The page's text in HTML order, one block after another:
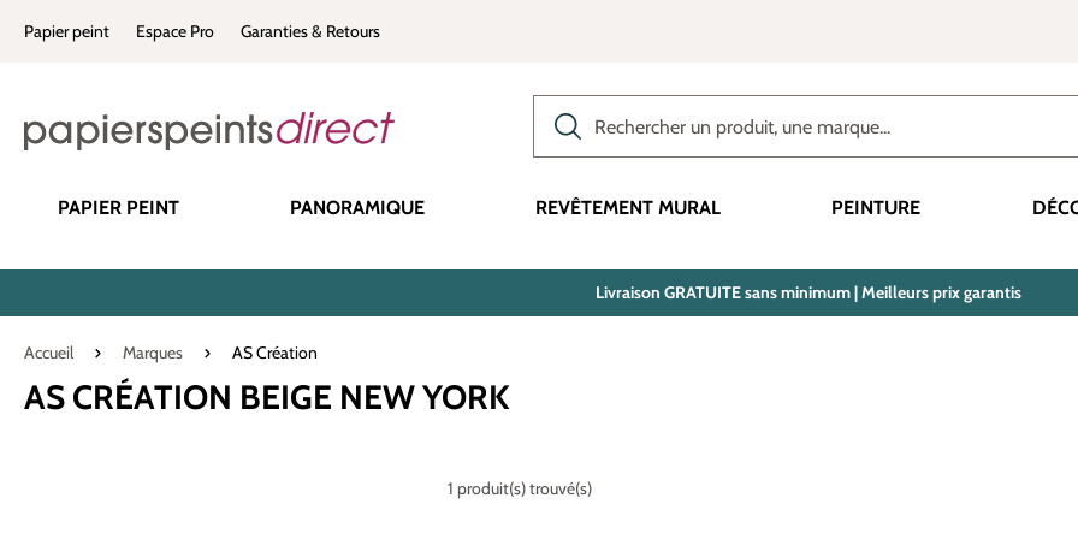
Passer à la navigation principale
Papier peint Espace Pro Garanties & Retours
PAPIER PEINT PANORAMIQUE REVÊTEMENT MURAL PEINTURE
Livraison GRATUITE sans minimum | Meilleurs prix garantis
Accueil Marques AS Création
AS CRÉATION BEIGE NEW YORK
1 produit(s) trouvé(s)